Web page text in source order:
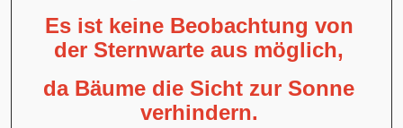
Es ist keine Beobachtung von
der Sternwarte aus möglich,
da Bäume die Sicht zur Sonne
verhindern.